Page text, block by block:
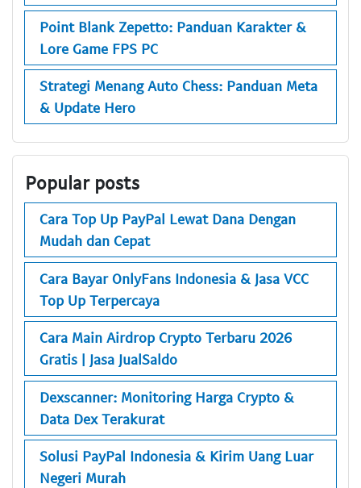
Point Blank Zepetto: Panduan Karakter &
Lore Game FPS PC
Strategi Menang Auto Chess: Panduan Meta
& Update Hero
Popular posts
Cara Top Up PayPal Lewat Dana Dengan
Mudah dan Cepat
Cara Bayar OnlyFans Indonesia & Jasa VCC
Top Up Terpercaya
Cara Main Airdrop Crypto Terbaru 2026
Gratis | Jasa JualSaldo
Dexscanner: Monitoring Harga Crypto &
Data Dex Terakurat
Solusi PayPal Indonesia & Kirim Uang Luar
Negeri Murah